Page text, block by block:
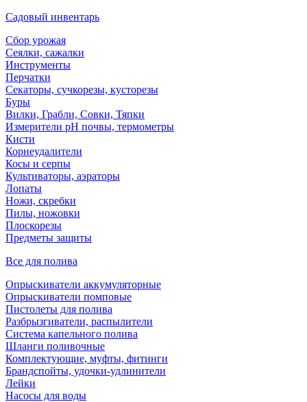
Садовый инвентарь
Сбор урожая
Сеялки, сажалки
Инструменты
Перчатки
Секаторы, сучкорезы, кусторезы
Буры
Вилки, Грабли, Совки, Тяпки
Измерители pH почвы, термометры
Кисти
Корнеудалители
Косы и серпы
Культиваторы, аэраторы
Лопаты
Ножи, скребки
Пилы, ножовки
Плоскорезы
Предметы защиты
Все для полива
Опрыскиватели аккумуляторные
Опрыскиватели помповые
Пистолеты для полива
Разбрызгиватели, распылители
Система капельного полива
Шланги поливочные
Комплектующие, муфты, фитинги
Брандспойты, удочки-удлинители
Лейки
Насосы для воды